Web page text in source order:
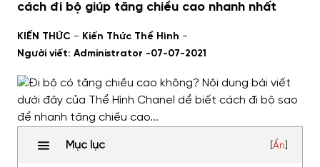
cách đi bộ giúp tăng chiều cao nhanh nhất
KIẾN THỨC - Kiến Thức Thể Hình -
Người viết: Administrator -07-07-2021
Mục lục Ẩn